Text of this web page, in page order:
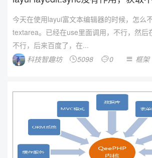
今天在使用layui富文本编辑器的时候，怎么
textarea。已经在use里面调用，不行，然后
不行，后来百度了，在...
科技智趣坊
5098 0  框架